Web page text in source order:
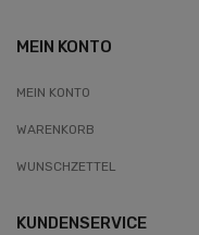
MEIN KONTO
MEIN KONTO
WARENKORB
WUNSCHZETTEL
KUNDENSERVICE